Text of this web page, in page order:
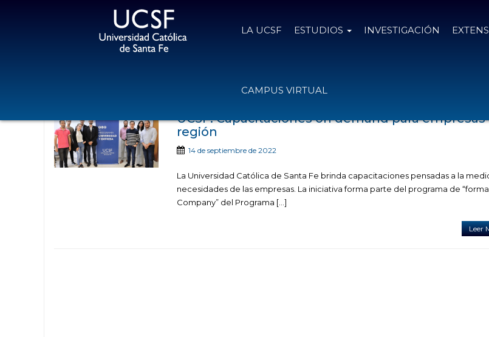
LA UCSF ESTUDIOS INVESTIGACIÓN
CAMPUS VIRTUAL
UCSF: Capacitaciones on demand para empresas
región
14 de septiembre de 2022
La Universidad Católica de Santa Fe brinda capacitaciones pensadas a la
necesidades de las empresas. La iniciativa forma parte del programa de
Company” del Programa […]
Leer